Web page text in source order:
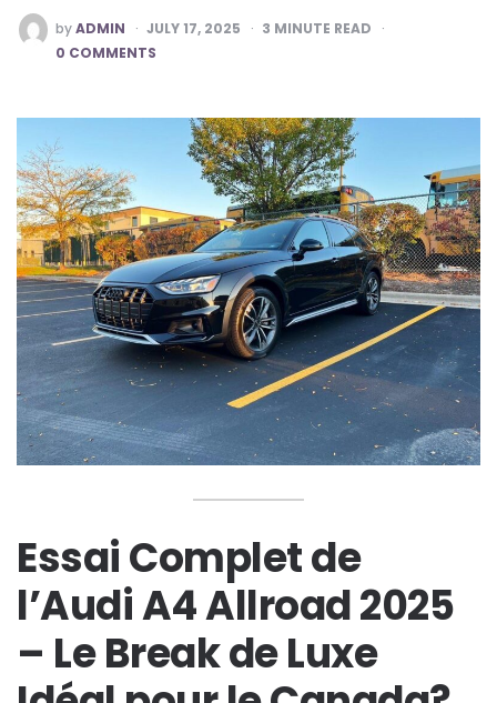
POSTED
BY
byADMIN JULY 17, 2025 3 MINUTE READ
0 COMMENTS
Essai Complet de
l’Audi A4 Allroad 2025
– Le Break de Luxe